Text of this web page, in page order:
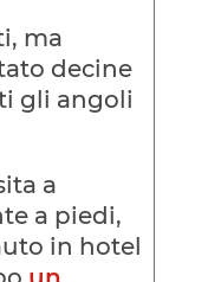
ma
decine
gli angoli
a
a piedi,
in hotel